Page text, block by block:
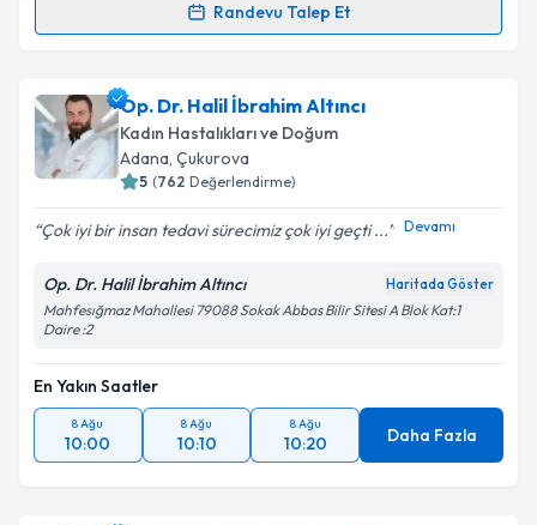
Randevu Talep Et
Randevu Takvimi Talebi
Op. Dr. Mehmet Mazlum Turgutiçin randevu
takvimi talebi oluşturun. Size bu uzmandan randevu
almanız için bir takvim hazırlandığında e-posta ile
bilgilendireceğiz.
E-posta Adresiniz
Metni'ni okudum ve kişisel verilerimin belirtilen
kapsamda işlenmesini kabul ediyorum.
Takvim Talebini Gönder
Op. Dr. Halil İbrahim Altıncı
Kadın Hastalıkları ve Doğum
Adana, Çukurova
5 (762 Değerlendirme)
Çok iyi bir insan tedavi sürecimiz çok iyi geçti ... Devamı
Op. Dr. Halil İbrahim Altıncı Haritada Göster
Mahfesığmaz Mahallesi 79088 Sokak Abbas Bilir Sitesi A Blok Kat:1
Daire :2
En Yakın Saatler
8 Ağu
10:00
8 Ağu
10:10
8 Ağu
10:20 Daha Fazla